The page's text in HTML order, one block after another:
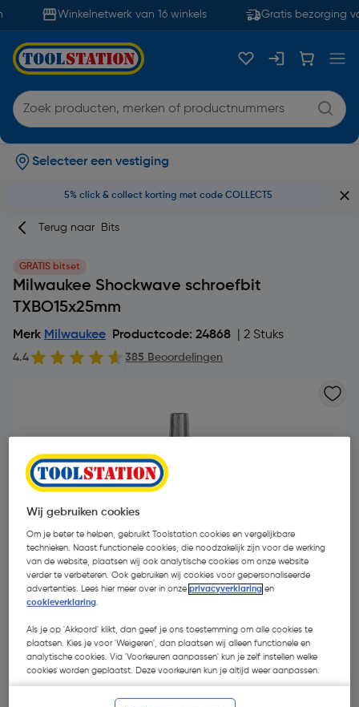
Winkelnetwerk van 16 winkels Gratis bezorging
Selecteer een vestiging
5% click & collect korting met code COLLECT5
Terug naar Bits
GRATIS bitset
Milwaukee Shockwave schroefbit
TXBO15x25mm
Merk Milwaukee Productcode: 24868 | 2 Stuks
4.4 385 Beoordelingen
€ 1,41| Excl. btw € 1,17
Wij gebruiken cookies
Om je beter te helpen, gebruikt Toolstation cookies en vergelijkbare
technieken. Naast functionele cookies, die noodzakelijk zijn voor de werking
van de website, plaatsen wij ook analytische cookies om onze website
verder te verbeteren. Ook gebruiken wij cookies voor gepersonaliseerde
advertenties. Lees hier meer over in onzeprivacyverklaring en
cookieverklaring.
Als je op 'Akkoord' klikt, dan geef je ons toestemming om alle cookies te
plaatsen. Kies je voor 'Weigeren', dan plaatsen wij alleen functionele en
analytische cookies. Via 'Voorkeuren aanpassen' kun je zelf instellen welke
cookies worden geplaatst. Deze voorkeuren kun je altijd weer aanpassen.